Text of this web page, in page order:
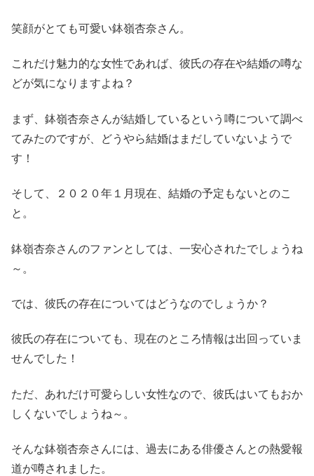
笑顔がとても可愛い鉢嶺杏奈さん。
これだけ魅力的な女性であれば、彼氏の存在や結婚の噂な
どが気になりますよね？
まず、鉢嶺杏奈さんが結婚しているという噂について調べ
てみたのですが、どうやら結婚はまだしていないようで
す！
そして、２０２０年１月現在、結婚の予定もないとのこ
と。
鉢嶺杏奈さんのファンとしては、一安心されたでしょうね
～。
では、彼氏の存在についてはどうなのでしょうか？
彼氏の存在についても、現在のところ情報は出回っていま
せんでした！
ただ、あれだけ可愛らしい女性なので、彼氏はいてもおか
しくないでしょうね～。
そんな鉢嶺杏奈さんには、過去にある俳優さんとの熱愛報
道が噂されました。